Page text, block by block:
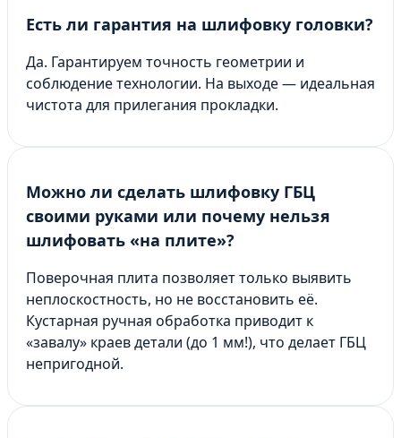
Есть ли гарантия на шлифовку головки?
Да. Гарантируем точность геометрии и
соблюдение технологии. На выходе — идеальная
чистота для прилегания прокладки.
Можно ли сделать шлифовку ГБЦ
своими руками или почему нельзя
шлифовать «на плите»?
Поверочная плита позволяет только выявить
неплоскостность, но не восстановить её.
Кустарная ручная обработка приводит к
«завалу» краев детали (до 1 мм!), что делает ГБЦ
непригодной.